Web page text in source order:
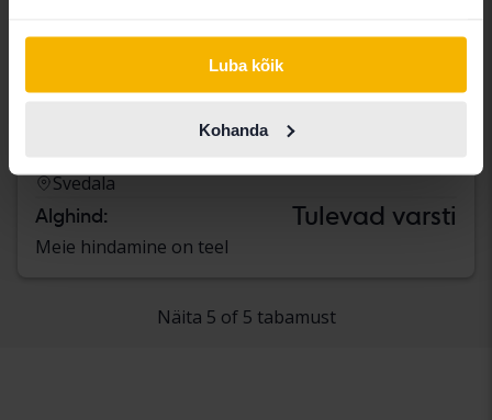
Luba kõik
Kohanda
Peugeot 308
Svedala
Alghind: Tulevad varsti
Meie hindamine on teel
Näita 5 of 5 tabamust